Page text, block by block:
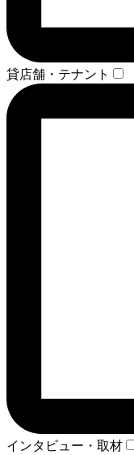
貸店舗・テナント
インタビュー・取材